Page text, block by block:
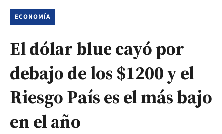
ECONOMÍA
El dólar blue cayó por
debajo de los $1200 y el
Riesgo País es el más bajo
en el año